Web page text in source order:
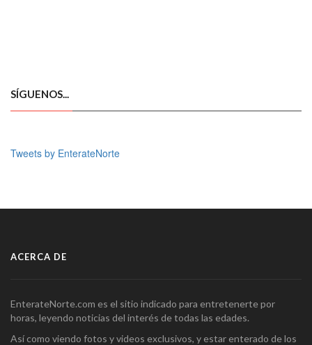
SÍGUENOS...
Tweets by EnterateNorte
ACERCA DE
EnterateNorte.com es el sitio indicado para entretenerte por
horas, leyendo noticias del interés de todas las edades.
Así como viendo fotos y videos exclusivos, y estar enterado de los